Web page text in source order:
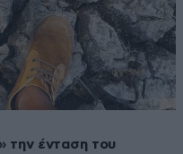
την ένταση του